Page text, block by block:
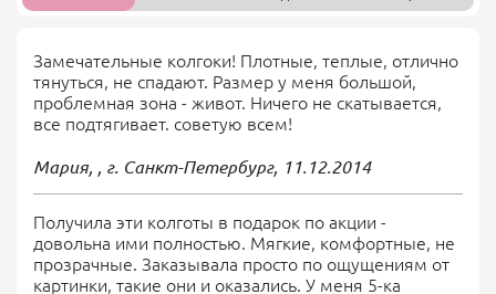
Замечательные колгоки! Плотные, теплые, отлично
тянуться, не спадают. Размер у меня большой,
проблемная зона - живот. Ничего не скатывается,
все подтягивает. советую всем!
Мария, , г. Санкт-Петербург, 11.12.2014
Получила эти колготы в подарок по акции -
довольна ими полностью. Мягкие, комфортные, не
прозрачные. Заказывала просто по ощущениям от
картинки, такие они и оказались. У меня 5-ка